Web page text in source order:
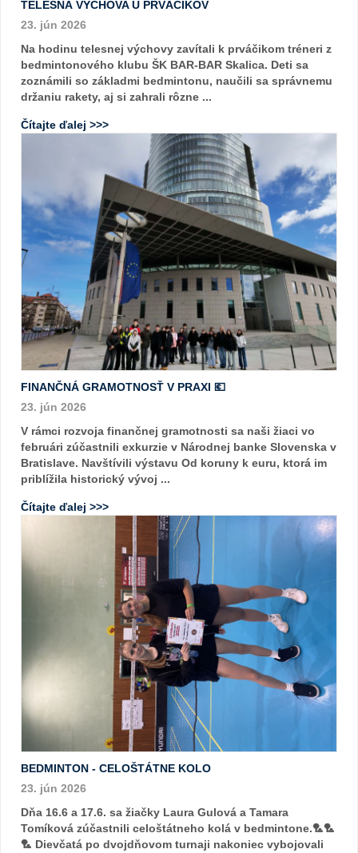
TELESNÁ VÝCHOVA U PRVÁČIKOV
23. jún 2026
Na hodinu telesnej výchovy zavítali k prváčikom tréneri z
bedmintonového klubu ŠK BAR-BAR Skalica. Deti sa
zoznámili so základmi bedmintonu, naučili sa správnemu
držaniu rakety, aj si zahrali rôzne ...
Čítajte ďalej >>>
FINANČNÁ GRAMOTNOSŤ V PRAXI 💶
23. jún 2026
V rámci rozvoja finančnej gramotnosti sa naši žiaci vo
februári zúčastnili exkurzie v Národnej banke Slovenska v
Bratislave. Navštívili výstavu Od koruny k euru, ktorá im
priblížila historický vývoj ...
Čítajte ďalej >>>
BEDMINTON - CELOŠTÁTNE KOLO
23. jún 2026
Dňa 16.6 a 17.6. sa žiačky Laura Gulová a Tamara
Tomíková zúčastnili celoštátneho kolá v bedmintone.🏸🏸
🏸 Dievčatá po dvojdňovom turnaji nakoniec vybojovali